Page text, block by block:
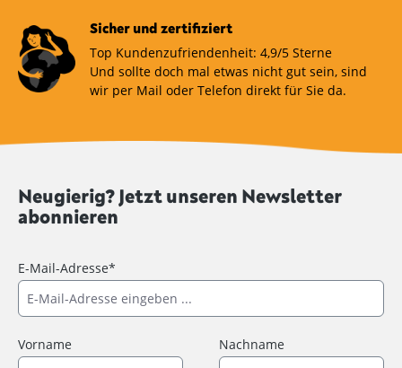
Sicher und zertifiziert
Top Kundenzufriendenheit: 4,9/5 Sterne
Und sollte doch mal etwas nicht gut sein, sind
wir per Mail oder Telefon direkt für Sie da.
Neugierig? Jetzt unseren Newsletter
abonnieren
E-Mail-Adresse*
Vorname Nachname